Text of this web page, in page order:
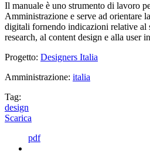
Il manuale è uno strumento di lavoro
Amministrazione e serve ad orientare
digitali fornendo indicazioni relative al
research, al content design e alla user
Progetto: Designers Italia
Amministrazione: italia
Tag:
design
Scarica
pdf